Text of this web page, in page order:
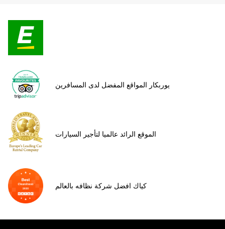
يوربكار المواقع المفضل لدى المسافرين
الموقع الرائد عالميا لتأجير السيارات
كياك افضل شركة نظافه بالعالم